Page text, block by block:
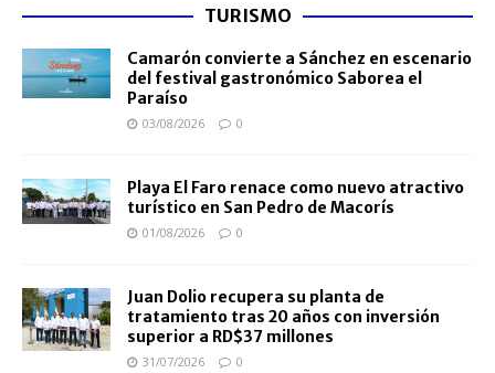
TURISMO
Camarón convierte a Sánchez en escenario
del festival gastronómico Saborea el
Paraíso
03/08/2026 0
Playa El Faro renace como nuevo atractivo
turístico en San Pedro de Macorís
01/08/2026 0
Juan Dolio recupera su planta de
tratamiento tras 20 años con inversión
superior a RD$37 millones
31/07/2026 0